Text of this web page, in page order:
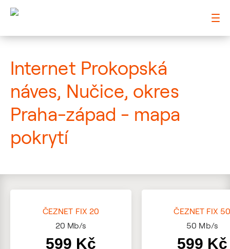
Internet Prokopská
náves, Nučice, okres
Praha-západ - mapa
pokrytí
ČEZNET FIX 20
20 Mb/s
599 Kč
ČEZNET FIX
50 Mb/s
599 Kč
: Mapa pokrytí ulice